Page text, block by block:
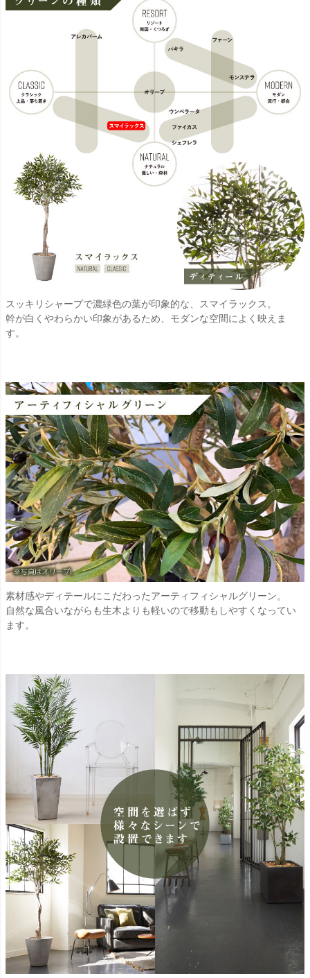
スッキリシャープで濃緑色の葉が印象的な、スマイラックス。
幹が白くやわらかい印象があるため、モダンな空間によく映えま
す。
素材感やディテールにこだわったアーティフィシャルグリーン。
自然な風合いながらも生木よりも軽いので移動もしやすくなってい
ます。